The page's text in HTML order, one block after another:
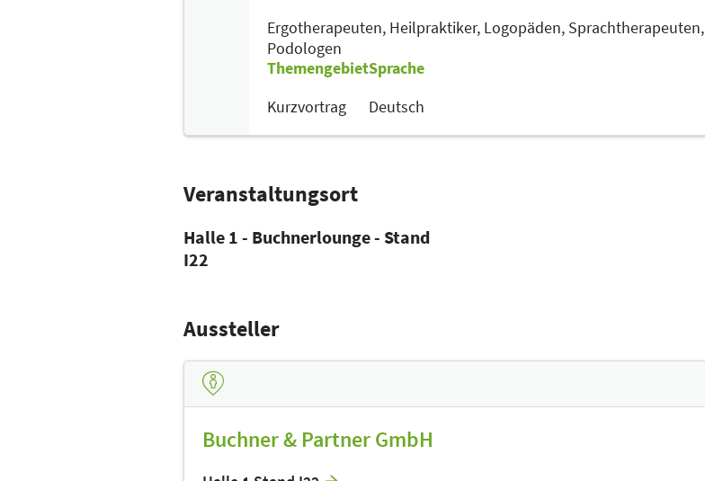
Ergotherapeuten, Heilpraktiker, Logopäden, Sprachtherapeuten,
Podologen
Themengebiet
Kurzvortrag
Sprache
Deutsch
Veranstaltungsort
Halle 1 - Buchnerlounge - Stand
I22
Aussteller
Buchner & Partner GmbH